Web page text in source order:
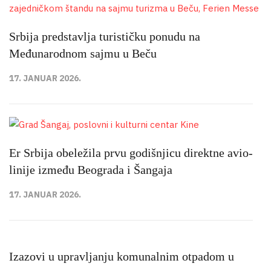
Srbija predstavlja turističku ponudu na
Međunarodnom sajmu u Beču
17. JANUAR 2026.
Er Srbija obeležila prvu godišnjicu direktne avio-
linije između Beograda i Šangaja
17. JANUAR 2026.
Izazovi u upravljanju komunalnim otpadom u